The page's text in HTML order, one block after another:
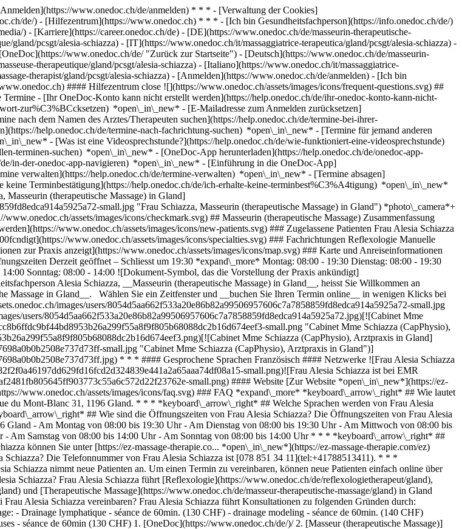
www.onedoc.ch/de/anmelden) * * * - [Verwaltung der Cookies]
de/) - [Hilfezentrum](https://www.onedoc.ch) * * * - [Ich bin Gesundheitsfachperson](https://info.onedoc.ch/de/)
) - [Karriere](https://career.onedoc.ch/de) - [DE](https://www.onedoc.ch/de/masseurin-therapeutische-
gland/pcsgt/alesia-schiazza) - [IT](https://www.onedoc.ch/it/massaggiatrice-terapeutica/gland/pcsgt/alesia-schiazza) -
www.onedoc.ch/de/ "Zurück zur Startseite") - [Deutsch](https://www.onedoc.ch/de/masseurin-
therapeutique/gland/pcsgt/alesia-schiazza) - [Italiano](https://www.onedoc.ch/it/massaggiatrice-
therapist/gland/pcsgt/alesia-schiazza) - [Anmelden](https://www.onedoc.ch/de/anmelden) - [Ich bin
#### Hilfezentrum close ![](https://www.onedoc.ch/assets/images/icons/frequent-questions.svg) ##
- [Ihr OneDoc-Konto kann nicht erstellt werden](https://help.onedoc.ch/de/ihr-onedoc-konto-kann-nicht-
zur%C3%BCcksetzen) *open\_in\_new* - [E-Mailadresse zum Anmelden zurücksetzen]
nach dem Namen des Arztes/Therapeuten suchen](https://help.onedoc.ch/de/termine-bei-ihrer-
help.onedoc.ch/de/termine-nach-fachrichtung-suchen) *open\_in\_new* - [Termine für jemand anderen
- [Was ist eine Videosprechstunde?](https://help.onedoc.ch/de/wie-funktioniert-eine-videosprechstunde)
terminen-suchen) *open\_in\_new* - [OneDoc-App herunterladen](https://help.onedoc.ch/de/onedoc-app-
in-der-onedoc-app-navigieren) *open\_in\_new* - [Einführung in die OneDoc-App]
verwalten](https://help.onedoc.ch/de/termine-verwalten) *open\_in\_new* - [Termine absagen]
Terminbestätigung](https://help.onedoc.ch/de/ich-erhalte-keine-terminbest%C3%A4tigung) *open\_in\_new*
(therapeutische Massage) in Gland]
small.jpg "Frau Schiazza, Masseurin (therapeutische Massage) in Gland") *photo\_camera*+
assets/images/icons/checkmark.svg) ## Masseurin (therapeutische Massage) Zusammenfassung
www.onedoc.ch/assets/images/icons/new-patients.svg) ### Zugelassene Patienten Frau Alesia Schiazza
www.onedoc.ch/assets/images/icons/specialties.svg) ### Fachrichtungen Reflexologie Manuelle
zur Praxis anzeigt](https://www.onedoc.ch/assets/images/icons/map.svg) ### Karte und Anreiseinformationen
Derzeit geöffnet – Schliesst um 19:30 *expand\_more* Montag: 08:00 - 19:30 Dienstag: 08:00 - 19:30
Sonntag: 08:00 - 14:00 ![Dokument-Symbol, das die Vorstellung der Praxis ankündigt]
Alesia Schiazza, __Masseurin (therapeutische Massage) in Gland__, heisst Sie Willkommen an
Massage in Gland__. Wählen Sie ein Zeitfenster und __buchen Sie Ihren Termin online__ in wenigen Klicks bei
images/users/8054d5aa662f533a20e86b82a99506957606c7a7858859fd8edca914a5925a72-small.jpg
users/8054d5aa662f533a20e86b82a99506957606c7a7858859fd8edca914a5925a72.jpg)[![Cabinet Mme
small.png "Cabinet Mme Schiazza (CapPhysio),
Mme Schiazza (CapPhysio), Arztpraxis in Gland]
small.jpg "Cabinet Mme Schiazza (CapPhysio), Arztpraxis in Gland")]
* * * #### Gesprochene Sprachen Französisch #### Netzwerke ![Frau Alesia Schiazza
small.png)![Frau Alesia Schiazza ist bei EMR
small.png) #### Website [Zur Website *open\_in\_new*](https://ez-
www.onedoc.ch/assets/images/icons/faq.svg) ### FAQ *expand\_more* *keyboard\_arrow\_right* ## Wie lautet
du Mont-Blanc 31, 1196 Gland. * * * *keyboard\_arrow\_right* ## Welche Sprachen werden von Frau Alesia
## Wie sind die Öffnungszeiten von Frau Alesia Schiazza? Die Öffnungszeiten von Frau Alesia
Gland - Am Montag von 08:00 bis 19:30 Uhr - Am Dienstag von 08:00 bis 19:30 Uhr - Am Mittwoch von 08:00 bis
Am Samstag von 08:00 bis 14:00 Uhr - Am Sonntag von 08:00 bis 14:00 Uhr * * * *keyboard\_arrow\_right* ##
können Sie unter [https://ez-massage-therapie.co... *open\_in\_new*](https://ez-massage-therapie.com/ez)
Die Telefonnummer von Frau Alesia Schiazza ist [078 851 34 11](tel:+41788513411). * * *
Schiazza nimmt neue Patienten an. Um einen Termin zu vereinbaren, können neue Patienten einfach online über
Schiazza? Frau Alesia Schiazza führt [Reflexologie](https://www.onedoc.ch/de/reflexologietherapeut/gland),
und [Therapeutische Massage](https://www.onedoc.ch/de/masseur-therapeutische-massage/gland) in Gland
Alesia Schiazza vereinbaren? Frau Alesia Schiazza führt Konsultationen zu folgenden Gründen durch:
- Drainage lymphatique - séance de 60min. (130 CHF) - drainage modeling - séance de 60min. (140 CHF)
- séance de 60min (130 CHF) 1. [OneDoc](https://www.onedoc.ch/de/)/ 2. [Masseur (therapeutische Massage)](https://www.onedoc.ch/de/masseur-therapeutische-massage)/ 3. [Kanton Waadt](https://www.onedoc.ch/de/masseur-therapeutische-massage/kanton-waadt)/ 4. [Gland](https://www.onedoc.ch/de/masseur-therapeutische-massage/gland)/ 5. Frau Alesia Schiazza ### Termin buchen bei Frau Alesia Schiazza Füllen Sie die folgenden Felder aus 1 Fachrichtung Wählen Sie eine Fachrichtung * * * *touch\_app* Wählen Sie einen Termin *chevron\_left* Mi. 05 Aug. *chevron\_right* Mehr Termine anzeigen Zeitfenster Termin buchen ### Laden Sie die OneDoc-App herunter Buchen Sie online einen Termin bei einem Arzt, Zahnarzt oder Therapeuten in Ihrer Nähe in der Schweiz. Mit der OneDoc-App können Sie alle Ihre medizinischen Termine von Ihrem Handy aus verwalten, jederzeit und überall. ![QR-Code, der zum Apple App Store oder Google Play leitet, um die OneDoc Patienten-App zu laden](https://www.onedoc.ch/assets/images/download-app-qr.jpeg) Scannen Sie den QR-Code, um die App herunterzuladen [![Laden Sie unsere App im App Store herunter!](https://www.onedoc.ch/assets/images/app-store-badge-de.svg)](https://apps.apple.com/ch/app/onedoc/id1592376413?l=fr)[![Laden Sie unsere App im Google Play Store herunter!](https://www.onedoc.ch/assets/images/google-play-badge-de.png)](https://play.google.com/store/apps/details?id=ch.onedoc.patient&hl=fr-CH) *keyboard\_arrow\_right* ## Verwandte Fachgebiete [Reflexologietherapeut in Genf](https://www.onedoc.ch/de/reflexologietherapeut/genf)[Reflexologietherapeut in Lausanne](https://www.onedoc.ch/de/reflexologietherapeut/lausanne)[Reflexologietherapeut in Nyon](https://www.onedoc.ch/de/reflexologietherapeut/nyon)[Reflexologietherapeut in Carouge](https://www.onedoc.ch/de/reflexologietherapeut/carouge)[Reflexologietherapeut in Vevey](https://www.onedoc.ch/de/reflexologietherapeut/vevey)[Reflexologietherapeut in Gland](https://www.onedoc.ch/de/reflexologietherapeut/gland)[Reflexologietherapeut in Meyrin](https://www.onedoc.ch/de/reflexologietherapeut/meyrin)[Reflexologietherapeut in Montreux](https://www.onedoc.ch/de/reflexologietherapeut/montreux)[Reflexologietherapeut in Yverdon-les-Bains](https://www.onedoc.ch/de/reflexologietherapeut/yverdon-les-bains)[Reflexologietherapeut in La Tour-de-Peilz](https://www.onedoc.ch/de/reflexologietherapeut/la-tour-de-peilz)[Reflexologietherapeut in Morges](https://www.onedoc.ch/de/reflexologietherapeut/morges)[Reflexologietherapeut in Chêne-Bourg](https://www.onedoc.ch/de/reflexologietherapeut/chene-bourg)[Reflexologietherapeut in Renens](https://www.onedoc.ch/de/reflexologietherapeut/renens)[Reflexologietherapeut in Préverenges](https://www.onedoc.ch/de/reflexologietherapeut/preverenges)[Reflexologietherapeut in Epalinges](https://www.onedoc.ch/de/reflexologietherapeut/epalinges)[Reflexologietherapeut in Oron](https://www.onedoc.ch/de/reflexologietherapeut/oron)[Reflexologietherapeut in Lutry](https://www.onedoc.ch/de/reflexologietherapeut/lutry)[Reflexologietherapeut in Plan-les-Ouates](https://www.onedoc.ch/de/reflexologietherapeut/plan-les-ouates)[Reflexologietherapeut in Lancy](https://www.onedoc.ch/de/reflexologietherapeut/lancy)[Reflexologietherapeut in Orbe](https://www.onedoc.ch/de/reflexologietherapeut/orbe)[Reflexologietherapeut in Noville](https://www.onedoc.ch/de/reflexologietherapeut/noville) *keyboard\_arrow\_right* ## Beliebte Suchbegriffe [Physiotherapeut in Genf](https://www.onedoc.ch/de/physiotherapeut/genf)[Psychologe in Genf](https://www.onedoc.ch/de/psychologe/genf)[Physiotherapeut in Lausanne](https://www.onedoc.ch/de/physiotherapeut/lausanne)[Hausarzt (Allgemeinmedizin) in Genf](https://www.onedoc.ch/de/hausarzt-allgemeinmedizin/genf)[Manuelle Lymphdrainage Therapeut in Genf](https://www.onedoc.ch/de/manuelle-lymphdrainage-therapeut/genf)[Masseur (klassische Massage) in Genf](https://www.onedoc.ch/de/masseur-klassische-massage/genf)[Facharzt für Allgemeine Innere Medizin in Genf](https://www.onedoc.ch/de/facharzt-fur-allgemeine-innere-medizin/genf)[Reflexologietherapeut in Genf](https://www.onedoc.ch/de/reflexologietherapeut/genf)[Zahnarzt in Genf](https://www.onedoc.ch/de/zahnarzt/genf)[Psychologe in Lausanne](https://www.onedoc.ch/de/psychologe/lausanne)[Akupunkteur in Genf](https://www.onedoc.ch/de/akupunkteur/genf)[Osteopath in Lausanne](https://www.onedoc.ch/de/osteopath/lausanne)[Masseur (klassische Massage) in Lausanne](https://www.onedoc.ch/de/masseur-klassische-massage/lausanne)[Hausarzt (Allgemeinmedizin) in Lausanne](https://www.onedoc.ch/de/hausarzt-allgemeinmedizin/lausanne)[Spezialist für Traditionelle Chinesische Medizin (TCM) in Genf](https://www.onedoc.ch/de/spezialist-fur-traditionelle-chinesische-medizin-tcm/genf)[Sportphysiotherapeut in Genf](https://www.onedoc.ch/de/sportphysiotherapeut/genf)[Psychotherapeut in Genf](https://www.onedoc.ch/de/psychotherapeut/genf)[Masseur (therapeutische Massage) in Genf](https://www.onedoc.ch/de/masseur-therapeutische-massage/genf)[Gynäkologe (Frauenarzt und Geburtshelfer) in Genf](https://www.onedoc.ch/de/gynakologe-frauenarzt-und-geburtshelfer/genf)[Osteopath in Genf](https://www.onedoc.ch/de/osteopath/genf)[WAM Ernährungstherapeut in Genf](https://www.onedoc.ch/de/wam-ernahrungstherapeut/genf) *keyboard\_arrow\_right* ## Finden Sie einen Arzt oder Therapeuten [Ärzte- und Therapeutenverzeichnis](https://www.onedoc.ch/de/verzeichnis) [A](https://www.onedoc.ch/de/verzeichnis/A) [B](https://www.onedoc.ch/de/verzeichnis/B) [C](https://www.onedoc.ch/de/verzeichnis/C) [D](https://www.onedoc.ch/de/verzeichnis/D) [E](https://www.onedoc.ch/de/verzeichnis/E) [F](https://www.onedoc.ch/de/verzeichnis/F) [G](https://www.onedoc.ch/de/verzeichnis/G) [H](https://www.onedoc.ch/de/verzeichnis/H) [I](https://www.onedoc.ch/de/verzeichnis/I) [J](https://www.onedoc.ch/de/verzeichnis/J) [K](https://www.onedoc.ch/de/verzeichnis/K) [L](https://www.onedoc.ch/de/verzeichnis/L) [M](https://www.onedoc.ch/de/verzeichnis/M) [N](https://www.onedoc.ch/de/verzeichnis/N) [O](https://www.onedoc.ch/de/verzeichnis/O) [P](https://www.onedoc.ch/de/verzeichnis/P) [Q](https://www.onedoc.ch/de/verzeichnis/Q) [R](https://www.onedoc.ch/de/verzeichnis/R) [S](https://www.onedoc.ch/de/verzeichnis/S) [T](https://www.onedoc.ch/de/verzeichnis/T) [U](https://www.onedoc.ch/de/verzeichnis/U) [V](https://www.onedoc.ch/de/verzeichnis/V) [W](https://www.onedoc.ch/de/verzeichnis/W) [X](https://www.onedoc.ch/de/verzeichnis/X) [Y](https://www.onedoc.ch/de/verzeichnis/Y) [Z](https://www.onedoc.ch/de/verzeichnis/Z) ## OneDoc [Ich bin Gesundheitsfachperson](https://info.onedoc.ch/de/) [Über uns](https://info.onedoc.ch/de/unsere-mission/) [Presse](https://info.onedoc.ch/de/media/) [Karriere](https://career.onedoc.ch/de) [Datenschutzzentrum](https://privacy.onedoc.ch/de/) [Verwaltung der Cookies](javascript:Didomi.preferences.show%28%29) [Hilfezentrum](https://help.onedoc.ch/de/) ## Sprachen [Deutsch](https://www.onedoc.ch/de/masseurin-therapeutische-massage/gland/pcsgt/alesia-schiazza) [Français](https://www.onedoc.ch/fr/masseuse-therapeutique/gland/pcsgt/alesia-schiazza) [Italiano](https://www.onedoc.ch/it/massaggiatrice-terapeutica/gland/pcsgt/alesia-schiazza) [English](https://www.onedoc.ch/en/therapeutic-massage-therapist/gland/pcsgt/alesia-schiazza) ## Verwandte Fachgebiete [Reflexologietherapeut in Genf](https://www.onedoc.ch/de/reflexologietherapeut/genf) [Reflexologietherapeut in Lausanne](https://www.onedoc.ch/de/reflexologietherapeut/lausanne) [Reflexologietherapeut in Nyon](https://www.onedoc.ch/de/reflexologietherapeut/nyon) [Reflexologietherapeut in Carouge](https://www.onedoc.ch/de/reflexologietherapeut/carouge) [Reflexologietherapeut in Vevey](https://www.onedoc.ch/de/reflexologietherapeut/vevey) [Reflexologietherapeut in Gland](https://www.onedoc.ch/de/reflexologietherapeut/gland) [Reflexologietherapeut in Meyrin](https://www.onedoc.ch/de/reflexologietherapeut/meyrin) [Reflexologietherapeut in Montreux](https://www.onedoc.ch/de/reflexologietherapeut/montreux) [Reflexologietherapeut in Yverdon-les-Bains](https://www.onedoc.ch/de/reflexologietherapeut/yverdon-les-bains) [Reflexologietherapeut in La Tour-de-Peilz](https://www.onedoc.ch/de/reflexologietherapeut/la-tour-de-peilz) [Reflexologietherapeut in Morges](https://www.onedoc.ch/de/reflexologietherapeut/morges) [Reflexologietherapeut in Chêne-Bourg](https://www.onedoc.ch/de/reflexologietherapeut/chene-bourg) [Reflexologietherapeut in Renens](https://www.onedoc.ch/de/reflexologietherapeut/renens) [Reflexologietherapeut in Préverenges](https://www.onedoc.ch/de/reflexologietherapeut/preverenges) [Reflexologietherapeut in Epalinges](https://www.onedoc.ch/de/reflexologietherapeut/epalinges) [Reflexologietherapeut in Oron](https://www.onedoc.ch/de/reflexologietherapeut/oron) [Reflexologietherapeut in Lutry](https://www.onedoc.ch/de/reflexologietherapeut/lutry) [Reflexologietherapeut in Plan-les-Ouates](https://www.onedoc.ch/de/reflexologietherapeut/plan-les-ouates) [Reflexologietherapeut in Lancy](https://www.onedoc.ch/de/reflexologietherapeut/lancy) [Reflexologietherapeut in Orbe](https://www.onedoc.ch/de/reflexologietherapeut/orbe) [Reflexologietherapeut in Noville](https://www.onedoc.ch/de/reflexologietherapeut/noville) ## Beliebte Suchbegriffe [Physiotherapie in Genf](https://www.onedoc.ch/de/physiotherapeut/genf) [Psychologe in Genf](https://www.onedoc.ch/de/psychologe/genf) [Physiotherapie in Lausanne](https://www.onedoc.ch/de/physiotherapeut/lausanne) [Hausarzt (Allgemeinmedizin) in Genf](https://www.onedoc.ch/de/hausarzt-allgemeinmedizin/genf) [Manuelle Lymphdrainage in Genf](https://www.onedoc.ch/de/manuelle-lymphdrainage-therapeut/genf) [Masseur (klassische Massage) in Genf](https://www.onedoc.ch/de/masseur-klassische-massage/genf) [Facharzt für Allgemeine Innere Medizin in Genf](https://www.onedoc.ch/de/facharzt-